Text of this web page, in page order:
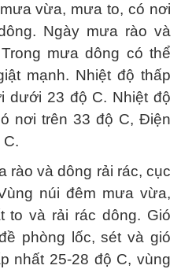
vừa, mưa to, có nơi
Ngày mưa rào và
mưa dông có thể
mạnh. Nhiệt độ thấp
dưới 23 độ C. Nhiệt độ
nơi trên 33 độ C, Điện
C.
rào và dông rải rác, cục
núi đêm mưa vừa,
to và rải rác dông. Gió
phòng lốc, sét và gió
nhất 25-28 độ C, vùng